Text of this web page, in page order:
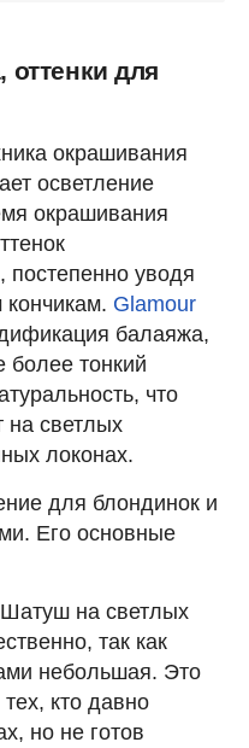
для
окрашивания
осветление
окрашивания
уводя
Glamour
балаяжа,
тонкий
что
на светлых
локонах.
для блондинок и
Его основные
на светлых
так как
небольшая. Это
кто давно
но не готов